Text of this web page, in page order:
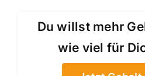
Du willst mehr
wie viel für